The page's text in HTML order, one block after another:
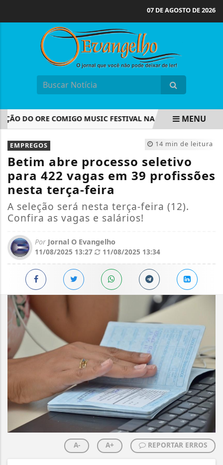
07 DE AGOSTO DE 2026
DO ORE COMIGO MUSIC FESTIVAL NA ARENA MRV VEM
EM ALTA
MENU
14 min de leitura
EMPREGOS
Betim abre processo seletivo
para 422 vagas em 39 profissões
nesta terça-feira
A seleção será nesta terça-feira (12).
Confira as vagas e salários!
Por Jornal O Evangelho
11/08/2025 13:27
11/08/2025 13:34
A- A+ REPORTAR ERROS